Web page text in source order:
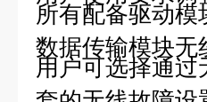
所有配备驱动
数据传输模块无
用户可选择通
套的无线故障设